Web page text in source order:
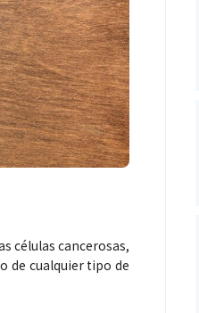
células cancerosas,
de cualquier tipo de